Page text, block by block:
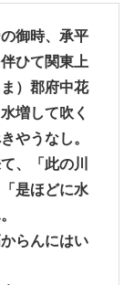
御時、承平
ひて関東上
）郡府中花
増して吹く
やうなし。
、「此の川
是ほどに水
らんにはい